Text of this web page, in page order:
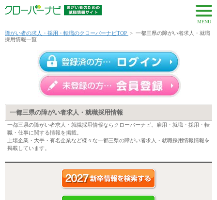
MENU
障がい者の求人・採用・転職のクローバーナビTOP > 一都三県の障がい者求人・就職
採用情報一覧
一都三県の障がい者求人・就職採用情報
一都三県の障がい者求人・就職採用情報ならクローバーナビ。雇用・就職・採用・転
職・仕事に関する情報を掲載。
上場企業・大手・有名企業など様々な一都三県の障がい者求人・就職採用情報情報を
掲載しています。